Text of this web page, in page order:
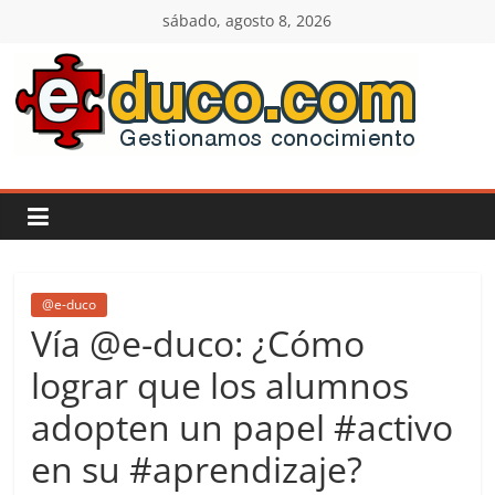
contenido
sábado, agosto 8, 2026
E-
duco:
Gestión
del
Conocimiento
Learn
Do
@e-duco
Vía @e-duco: ¿Cómo
lograr que los alumnos
adopten un papel #activo
en su #aprendizaje?